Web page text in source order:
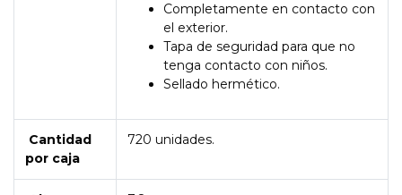
Completamente en contacto con
el exterior.
Tapa de seguridad para que no
tenga contacto con niños.
Sellado hermético.
Cantidad
por caja
720 unidades.